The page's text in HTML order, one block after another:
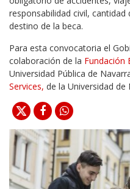
responsabilidad civil,
destino de la beca.
Para esta convocatoria el
colaboración de la Fundación
Universidad Pública de
Services, de la Universidad de